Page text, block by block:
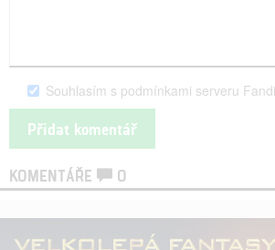
Souhlasím s podmínkami serveru
KOMENTÁŘE 0